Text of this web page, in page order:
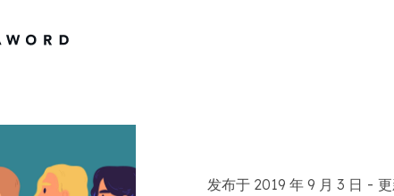
发布于 2019 年 9 月 3 日 -